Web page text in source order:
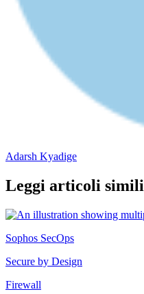
Adarsh Kyadige
Leggi articoli simili
Sophos SecOps
Secure by Design
Firewall